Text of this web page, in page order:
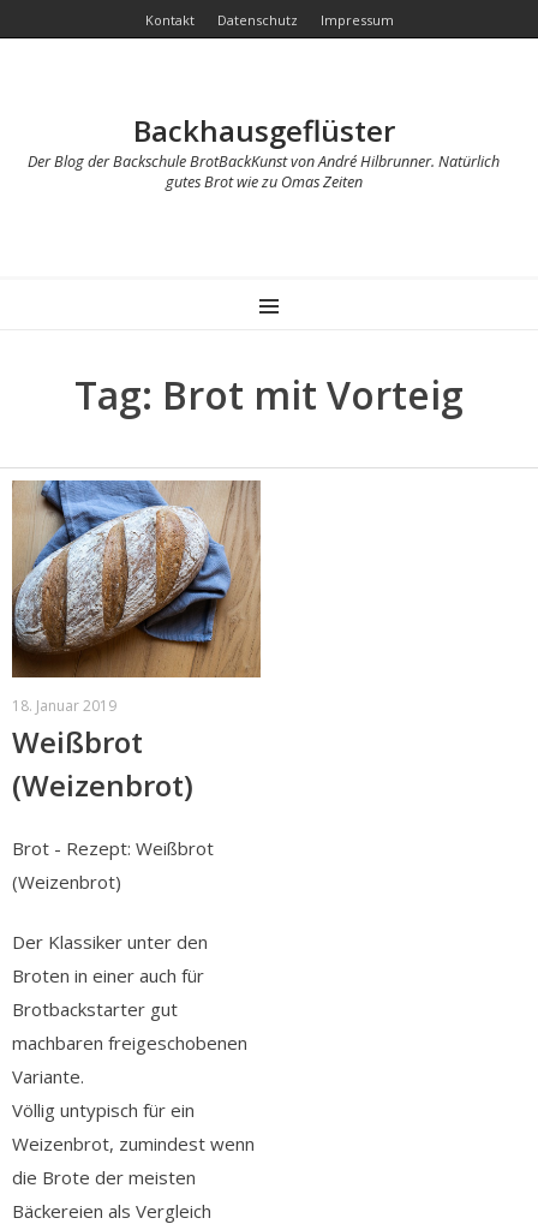
Kontakt Datenschutz Impressum
Backhausgeflüster
Der Blog der Backschule BrotBackKunst von André Hilbrunner. Natürlich
gutes Brot wie zu Omas Zeiten
MENU
Tag: Brot mit Vorteig
18. Januar 2019
Weißbrot
(Weizenbrot)
Brot - Rezept: Weißbrot
(Weizenbrot)
Der Klassiker unter den
Broten in einer auch für
Brotbackstarter gut
machbaren freigeschobenen
Variante.
Völlig untypisch für ein
Weizenbrot, zumindest wenn
die Brote der meisten
Bäckereien als Vergleich